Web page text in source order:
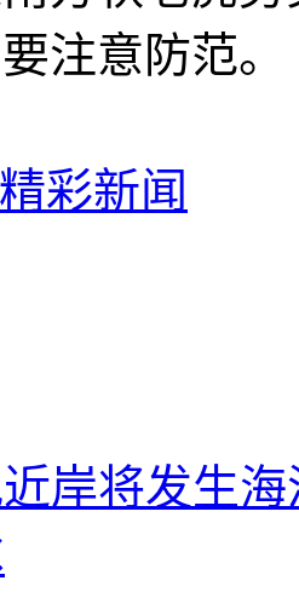
注意防范。
彩新闻
岸将发生